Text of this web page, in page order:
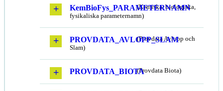
KemBioFys_PARAMETERNAMN
(Kemiska, biologiska,
fysikaliska parameternamn)
PROVDATA_AVLOPP_SLAM
(Provdata Avlopp och
Slam)
PROVDATA_BIOTA(Provdata Biota)